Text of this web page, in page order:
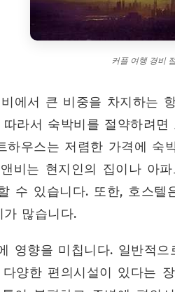
커플 여행 경비
에서 큰 비중을 차지하는
라서 숙박비를 절약하려
하우스는 저렴한 가격에 숙
비는 현지인의 집이나 아
수 있습니다. 또한, 호스
가 많습니다.
영향을 미칩니다. 일반적
양한 편의시설이 있다는